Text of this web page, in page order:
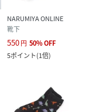
NARUMIYA ONLINE
靴下
550円 50%OFF
5ポイント(1倍)